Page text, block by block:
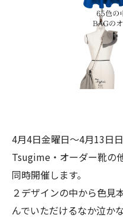
4月4日金曜日〜4月13日
Tsugime・オーダー靴の
同時開催します。
２デザインの中から色見
んでいただけるなか泣か